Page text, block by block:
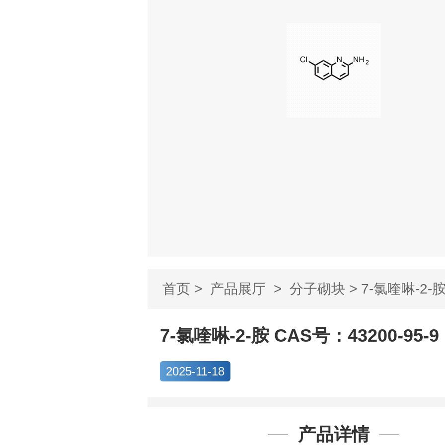
首页 > 产品展厅 > 分子砌块 > 7-氯喹啉-2-
号：4320...
7-氯喹啉-2-胺 CAS号：43200-95-9
2025-11-18
产品详情